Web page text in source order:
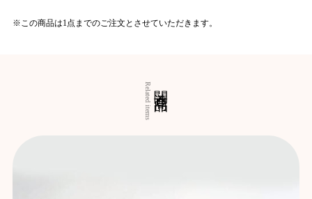
※この商品は1点までのご注文とさせていただきます。
Related items